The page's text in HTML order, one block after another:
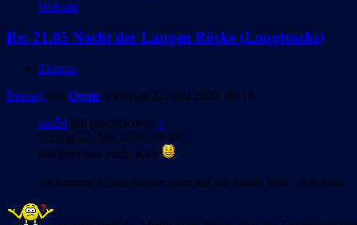
Website
Re: 21.05 Nacht der Langen Röcke (Longtracks)
Zitieren
Beitrag von Ognir » Freitag 22. Mai 2020, 00:18
stei54 hat geschrieben: ↑
Freitag 22. Mai 2020, 00:08
das freut uns auch, Kate
ich komme schon wieder nicht auf die Radio Seite, echt blöd